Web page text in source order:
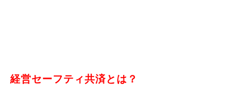
経営セーフティ共済とは？